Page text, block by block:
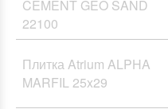
CEMENT GEO SAND
22100
Плитка Atrium ALPHA
MARFIL 25x29